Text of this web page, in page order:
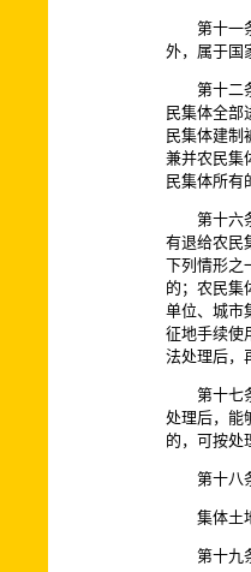
第十一条
外，属于国
第十二条
民集体全部
民集体建制
兼并农民集
民集体所有
第十六条
有退给农民
下列情形之
的；农民集
单位、城市
征地手续使
法处理后，
第十七条
处理后，能
的，可按处
第十八条
集体土
第十九条